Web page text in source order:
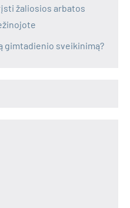
žaliosios arbatos
gimtadienio sveikinimą?